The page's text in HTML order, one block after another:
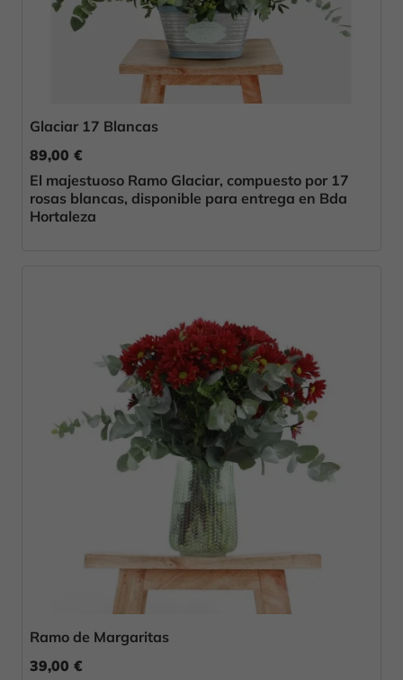
Glaciar 17 Blancas
89,00 €
El majestuoso Ramo Glaciar, compuesto por 17
rosas blancas, disponible para entrega en Bda
Hortaleza
Ramo de Margaritas
39,00 €